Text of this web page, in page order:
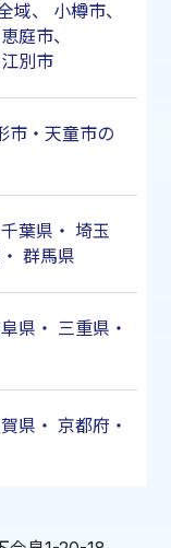
域、 小樽市、
恵庭市、
江別市
市・天童市の
千葉県 ・ 埼玉
・ 群馬県
県 ・ 三重県 ・
県 ・ 京都府 ・